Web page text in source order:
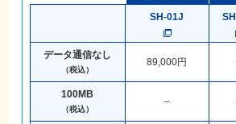
SH-01J
データ通信なし
（税込）
89,000円
100MB
（税込）
–